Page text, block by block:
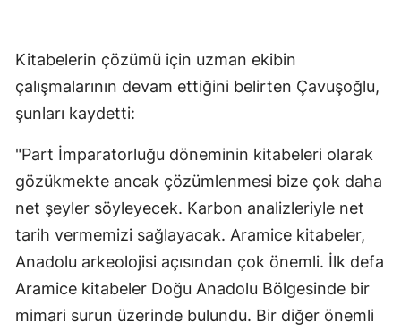
Kitabelerin çözümü için uzman ekibin
çalışmalarının devam ettiğini belirten Çavuşoğlu,
şunları kaydetti:
"Part İmparatorluğu döneminin kitabeleri olarak
gözükmekte ancak çözümlenmesi bize çok daha
net şeyler söyleyecek. Karbon analizleriyle net
tarih vermemizi sağlayacak. Aramice kitabeler,
Anadolu arkeolojisi açısından çok önemli. İlk defa
Aramice kitabeler Doğu Anadolu Bölgesinde bir
mimari surun üzerinde bulundu. Bir diğer önemli